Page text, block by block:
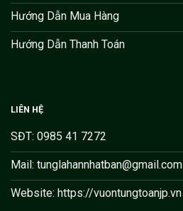
Hướng Dẫn Mua Hàng
Hướng Dẫn Thanh Toán
LIÊN HỆ
SĐT: 0985 41 7272
Mail: tunglahannhatban@gmail.com
Website: https://vuontungtoanjp.vn